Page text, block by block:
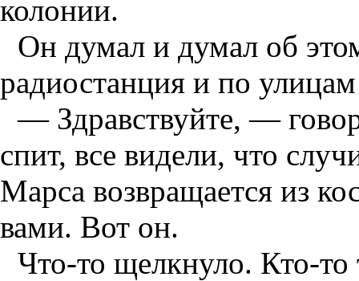
колонии.
Он думал и думал об
радиостанция и по
— Здравствуйте, —
спит, все видели, что
Марса возвращается из
вами. Вот он.
Что-то щелкнуло. Кто-